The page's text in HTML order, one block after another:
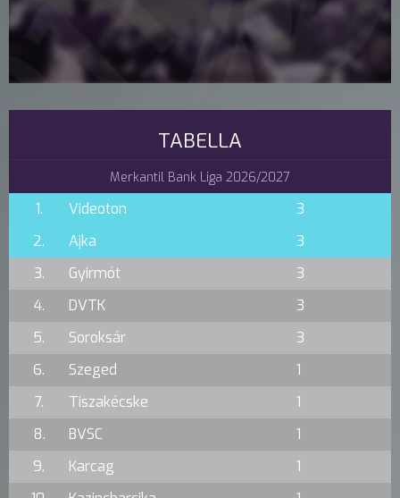
TABELLA
Merkantil Bank Liga 2026/2027
1. Videoton
3
2.
Ajka
3
3.
Gyirmót
3
4.
DVTK
3
5.
Soroksár
3
6.
Szeged
1
7.
Tiszakécske
1
8.
BVSC
1
9.
Karcag
1